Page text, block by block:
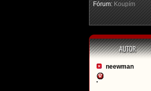
Fórum: Koupím
neewman